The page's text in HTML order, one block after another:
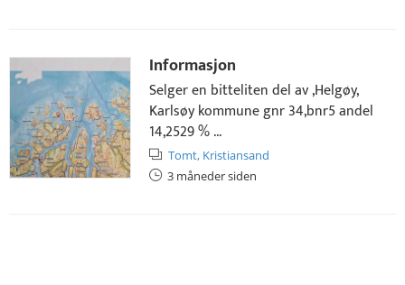
Informasjon
Selger en bitteliten del av ,Helgøy,
Karlsøy kommune gnr 34,bnr5 andel
14,2529 % ...
Tomt, Kristiansand
3 måneder siden